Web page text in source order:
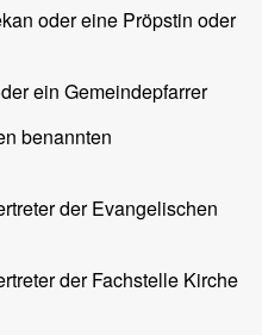
oder eine Pröpstin oder
ein Gemeindepfarrer
benannten
der Evangelischen
der Fachstelle Kirche